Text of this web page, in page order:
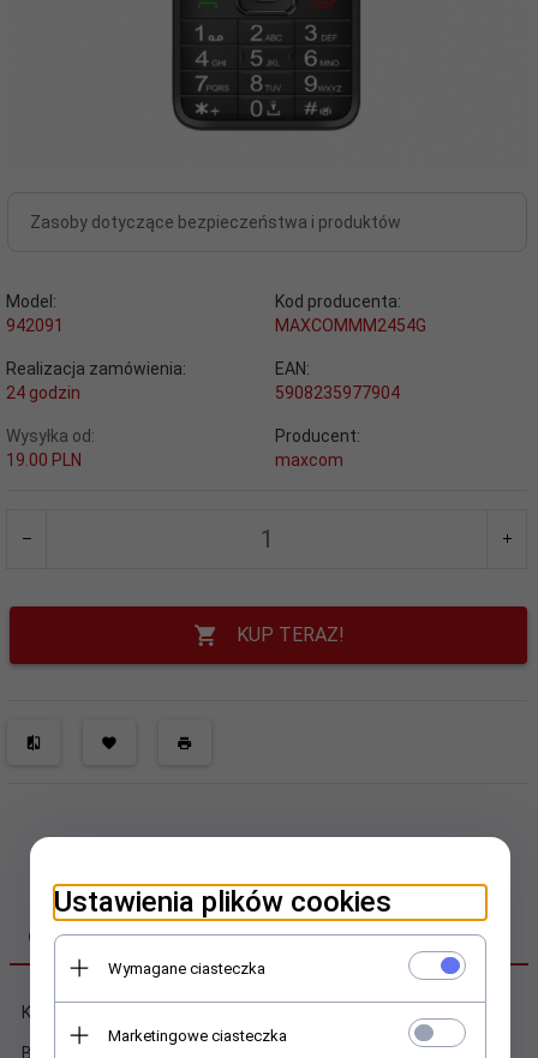
Zasoby dotyczące bezpieczeństwa i produktów
Model:
942091
Kod producenta:
MAXCOMMM2454G
Realizacja zamówienia:
24 godzin
EAN:
5908235977904
Wysyłka od:
19.00 PLN
Producent:
maxcom
KUP TERAZ!
OPIS PRODUKTU
Klasyczny telefon Maxcom MM245 4G
Bateria:
Ustawienia plików cookies
Wymagane ciasteczka
Marketingowe ciasteczka